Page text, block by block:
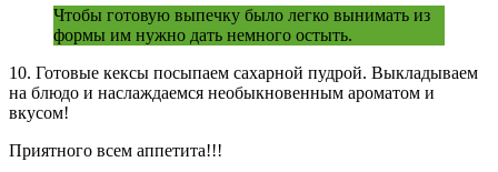
Чтобы готовую выпечку было легко вынимать из
формы им нужно дать немного остыть.
10. Готовые кексы посыпаем сахарной пудрой. Выкладываем
на блюдо и наслаждаемся необыкновенным ароматом и
вкусом!
Приятного всем аппетита!!!